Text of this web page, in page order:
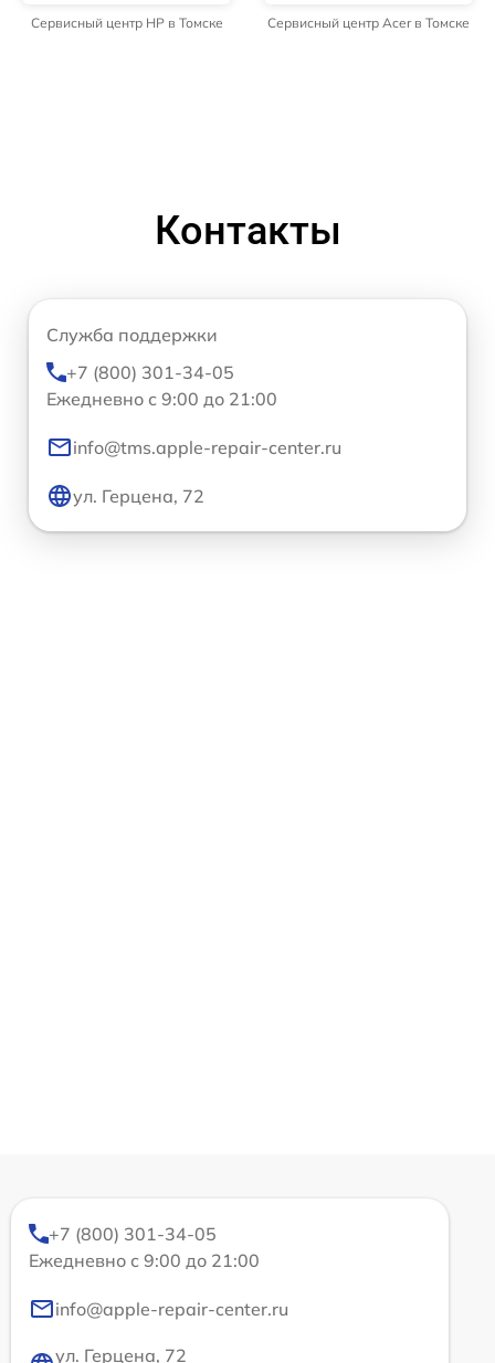
Сервисный центр HP в Томске Сервисный центр Acer в Томске
Контакты
Служба поддержки
+7 (800) 301-34-05
Ежедневно с 9:00 до 21:00
info@tms.apple-repair-center.ru
ул. Герцена, 72
+7 (800) 301-34-05
Ежедневно с 9:00 до 21:00
info@apple-repair-center.ru
ул. Герцена, 72